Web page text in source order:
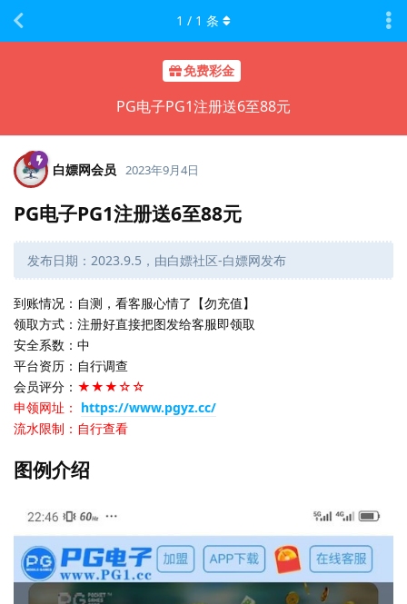
免费彩金
PG电子PG1注册送6至88元
1 / 1 条
白嫖网会员 2023年9月4日
PG电子PG1注册送6至88元
发布日期：2023.9.5，由白嫖社区-白嫖网发布
到账情况：自测，看客服心情了【勿充值】
领取方式：注册好直接把图发给客服即领取
安全系数：中
平台资历：自行调查
会员评分： ★★★☆☆
申领网址： https://www.pgyz.cc/
流水限制：自行查看
图例介绍